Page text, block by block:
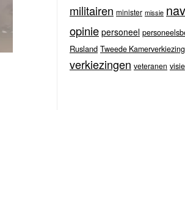
militairen minister missie
opinie personeel
Rusland Tweede
verkiezingen veteranen visie